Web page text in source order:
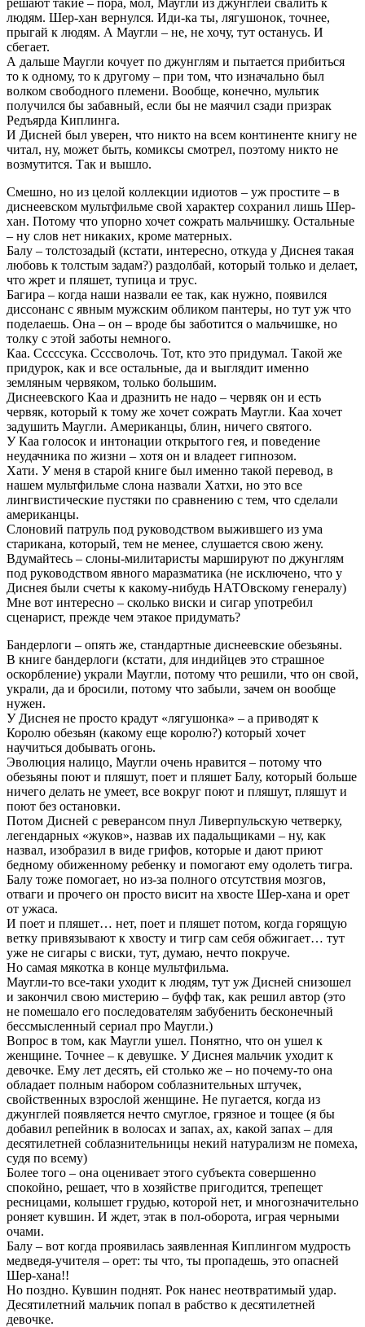
людям. Шер-хан вернулся. Иди-ка ты, лягушонок, точнее,
прыгай к людям. А Маугли – не, не хочу, тут останусь. И
сбегает.
А дальше Маугли кочует по джунглям и пытается прибиться
то к одному, то к другому – при том, что изначально был
волком свободного племени. Вообще, конечно, мультик
получился бы забавный, если бы не маячил сзади призрак
Редъярда Киплинга.
И Дисней был уверен, что никто на всем континенте книгу не
читал, ну, может быть, комиксы смотрел, поэтому никто не
возмутится. Так и вышло.
Смешно, но из целой коллекции идиотов – уж простите – в
диснеевском мультфильме свой характер сохранил лишь Шер-
хан. Потому что упорно хочет сожрать мальчишку. Остальные
– ну слов нет никаких, кроме матерных.
Балу – толстозадый (кстати, интересно, откуда у Диснея такая
любовь к толстым задам?) раздолбай, который только и делает,
что жрет и пляшет, тупица и трус.
Багира – когда наши назвали ее так, как нужно, появился
диссонанс с явным мужским обликом пантеры, но тут уж что
поделаешь. Она – он – вроде бы заботится о мальчишке, но
толку с этой заботы немного.
Каа. Сссссука. Ссссволочь. Тот, кто это придумал. Такой же
придурок, как и все остальные, да и выглядит именно
земляным червяком, только большим.
Диснеевского Каа и дразнить не надо – червяк он и есть
червяк, который к тому же хочет сожрать Маугли. Каа хочет
задушить Маугли. Американцы, блин, ничего святого.
У Каа голосок и интонации открытого гея, и поведение
неудачника по жизни – хотя он и владеет гипнозом.
Хати. У меня в старой книге был именно такой перевод, в
нашем мультфильме слона назвали Хатхи, но это все
лингвистические пустяки по сравнению с тем, что сделали
американцы.
Слоновий патруль под руководством выжившего из ума
старикана, который, тем не менее, слушается свою жену.
Вдумайтесь – слоны-милитаристы маршируют по джунглям
под руководством явного маразматика (не исключено, что у
Диснея были счеты к какому-нибудь НАТОвскому генералу)
Мне вот интересно – сколько виски и сигар употребил
сценарист, прежде чем этакое придумать?
Бандерлоги – опять же, стандартные диснеевские обезьяны.
В книге бандерлоги (кстати, для индийцев это страшное
оскорбление) украли Маугли, потому что решили, что он свой,
украли, да и бросили, потому что забыли, зачем он вообще
нужен.
У Диснея не просто крадут «лягушонка» – а приводят к
Королю обезьян (какому еще королю?) который хочет
научиться добывать огонь.
Эволюция налицо, Маугли очень нравится – потому что
обезьяны поют и пляшут, поет и пляшет Балу, который больше
ничего делать не умеет, все вокруг поют и пляшут, пляшут и
поют без остановки.
Потом Дисней с реверансом пнул Ливерпульскую четверку,
легендарных «жуков», назвав их падальщиками – ну, как
назвал, изобразил в виде грифов, которые и дают приют
бедному обиженному ребенку и помогают ему одолеть тигра.
Балу тоже помогает, но из-за полного отсутствия мозгов,
отваги и прочего он просто висит на хвосте Шер-хана и орет
от ужаса.
И поет и пляшет… нет, поет и пляшет потом, когда горящую
ветку привязывают к хвосту и тигр сам себя обжигает… тут
уже не сигары с виски, тут, думаю, нечто покруче.
Но самая мякотка в конце мультфильма.
Маугли-то все-таки уходит к людям, тут уж Дисней снизошел
и закончил свою мистерию – буфф так, как решил автор (это
не помешало его последователям забубенить бесконечный
бессмысленный сериал про Маугли.)
Вопрос в том, как Маугли ушел. Понятно, что он ушел к
женщине. Точнее – к девушке. У Диснея мальчик уходит к
девочке. Ему лет десять, ей столько же – но почему-то она
обладает полным набором соблазнительных штучек,
свойственных взрослой женщине. Не пугается, когда из
джунглей появляется нечто смуглое, грязное и тощее (я бы
добавил репейник в волосах и запах, ах, какой запах – для
десятилетней соблазнительницы некий натурализм не помеха,
судя по всему)
Более того – она оценивает этого субъекта совершенно
спокойно, решает, что в хозяйстве пригодится, трепещет
ресницами, колышет грудью, которой нет, и многозначительно
роняет кувшин. И ждет, этак в пол-оборота, играя черными
очами.
Балу – вот когда проявилась заявленная Киплингом мудрость
медведя-учителя – орет: ты что, ты пропадешь, это опасней
Шер-хана!!
Но поздно. Кувшин поднят. Рок нанес неотвратимый удар.
Десятилетний мальчик попал в рабство к десятилетней
девочке.